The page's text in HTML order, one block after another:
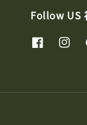
Follow US